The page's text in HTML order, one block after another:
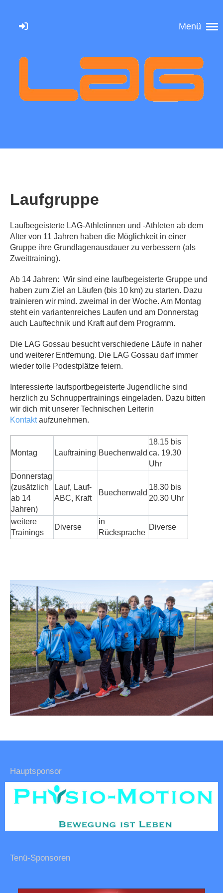
Menü
Laufgruppe
Laufbegeisterte LAG-Athletinnen und -Athleten ab dem
Alter von 11 Jahren haben die Möglichkeit in einer
Gruppe ihre Grundlagenausdauer zu verbessern (als
Zweittraining).
Ab 14 Jahren: Wir sind eine laufbegeisterte Gruppe und
haben zum Ziel an Läufen (bis 10 km) zu starten. Dazu
trainieren wir mind. zweimal in der Woche. Am Montag
steht ein variantenreiches Laufen und am Donnerstag
auch Lauftechnik und Kraft auf dem Programm.
Die LAG Gossau besucht verschiedene Läufe in naher
und weiterer Entfernung. Die LAG Gossau darf immer
wieder tolle Podestplätze feiern.
Interessierte laufsportbegeisterte Jugendliche sind
herzlich zu Schnuppertrainings eingeladen. Dazu bitten
wir dich mit unserer Technischen Leiterin
Kontaktaufzunehmen.
Montag Lauftraining Buechenwald
18.15 bis
ca. 19.30
Uhr
Donnerstag
(zusätzlich
ab 14
Jahren)
Lauf, Lauf-
ABC, Kraft
Buechenwald
18.30 bis
20.30 Uhr
weitere
Trainings
Diverse
in
Rücksprache
Diverse
Hauptsponsor
Tenü-Sponsoren